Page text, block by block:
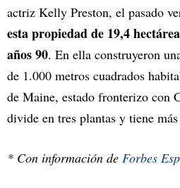
actriz Kelly Preston, el pasado
esta propiedad de 19,4
años 90. En ella construyeron
de 1.000 metros cuadrados
de Maine, estado fronterizo con
divide en tres plantas y tiene
* Con información de Forbes